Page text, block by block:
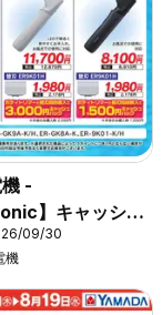
-
】キャッシュ
ンペーン
09/30
機